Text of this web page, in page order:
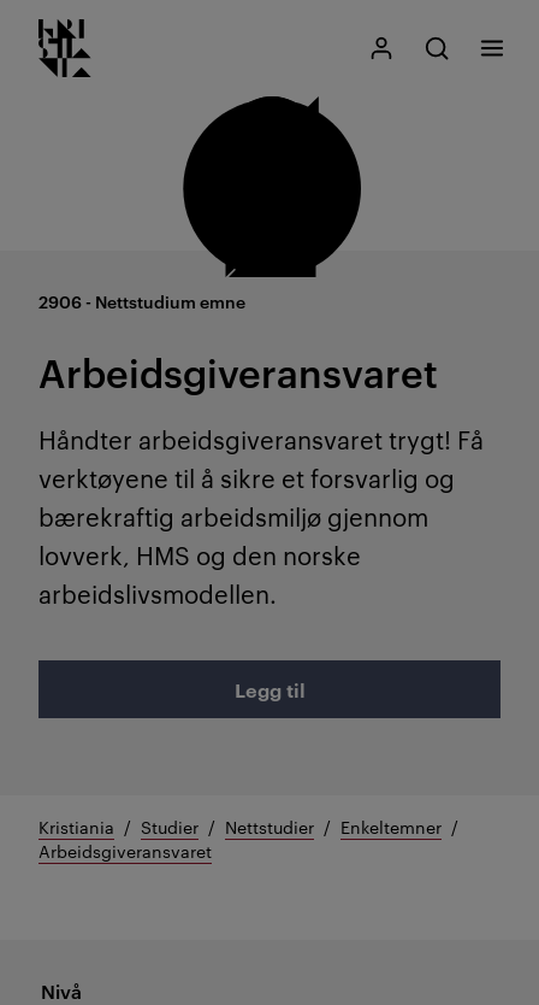
Gå
til
Kristiania logo
Mitt Kristiania
Åpne søk
Søk
Meny
2906 - Nettstudium emne
Arbeidsgiveransvaret
Håndter arbeidsgiveransvaret trygt! Få
verktøyene til å sikre et forsvarlig og
bærekraftig arbeidsmiljø gjennom
lovverk, HMS og den norske
arbeidslivsmodellen.
Legg til
Kristiania Studier Nettstudier
Enkeltemner
Arbeidsgiveransvaret
Nivå